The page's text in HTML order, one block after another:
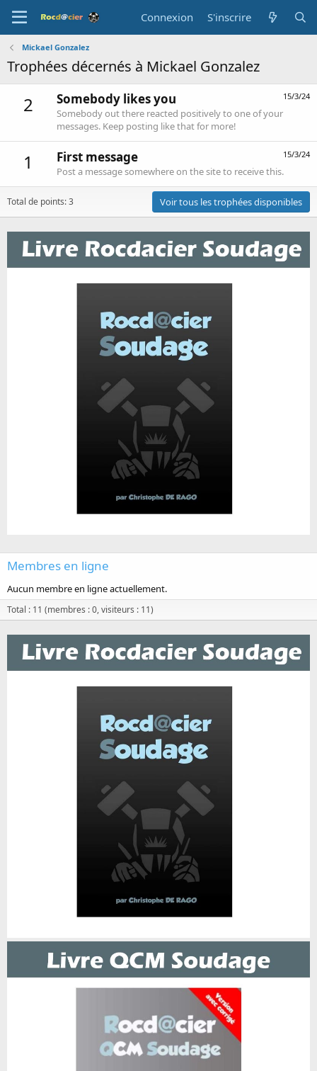
Connexion S'inscrire
Mickael Gonzalez
Trophées décernés à Mickael Gonzalez
2 15/3/24
Somebody likes you
Somebody out there reacted positively to one of your
messages. Keep posting like that for more!
1 15/3/24
First message
Post a message somewhere on the site to receive this.
Total de points: 3 Voir tous les trophées disponibles
Membres en ligne
Aucun membre en ligne actuellement.
Total : 11 (membres : 0, visiteurs : 11)